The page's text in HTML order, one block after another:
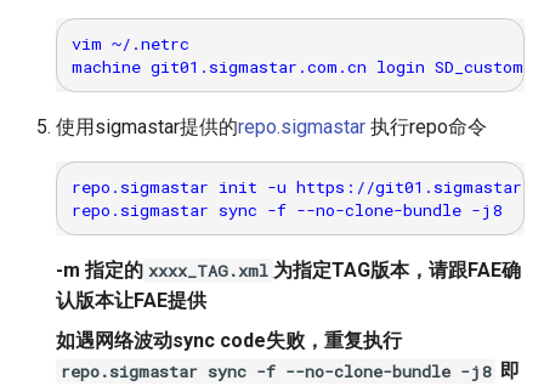
SSL
SED
SENSOR
SRC
VDF
vim ~/.netrc
使用sigmastar提供的repo.sigmastar 执行repo命令
repo.sigmastar init -u https://
-m 指定的 xxxx_TAG.xml 为指定TAG版本，请跟FAE确
认版本让FAE提供
如遇网络波动sync code失败，重复执行
repo.sigmastar sync -f --no-clone-bundle -j8 即